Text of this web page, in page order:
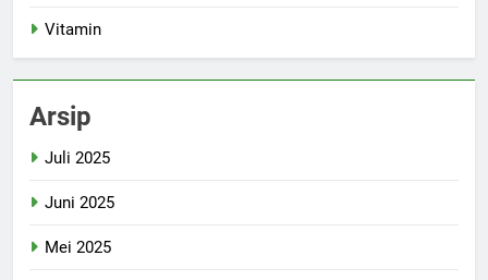
Vitamin
Arsip
Juli 2025
Juni 2025
Mei 2025